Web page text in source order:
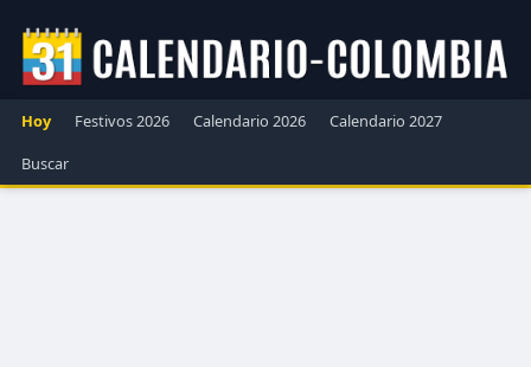
Hoy Festivos 2026 Calendario 2026
Calendario 2027
Buscar